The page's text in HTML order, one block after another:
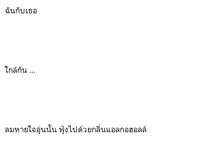
ฉันกับเธอ
ใกล้กัน ...
ลมหายใจอุ่นนั้น ฟุ้งไปด้วยกลิ่นแอลกอฮอลล์